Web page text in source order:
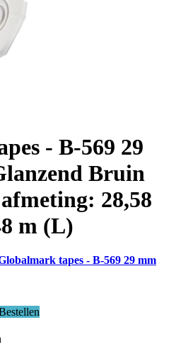
- B-569 29
Bruin
28,58
m (L)
tapes - B-569 29 mm